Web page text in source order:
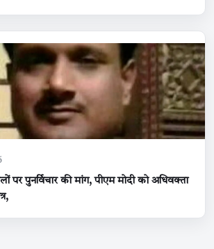
पर पुनर्विचार की मांग, पीएम मोदी को अधिवक्ता